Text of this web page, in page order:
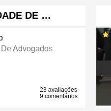
DE …
Advogados
23 avaliações
9 comentários